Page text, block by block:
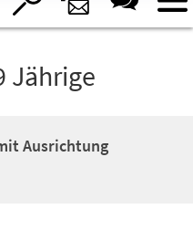
Jährige
Ausrichtung